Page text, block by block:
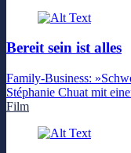
Bereit sein ist alles
Family-Business:
Stéphanie Chuat mit
Film